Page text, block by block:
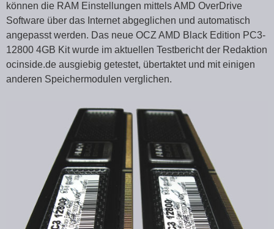
können die RAM Einstellungen mittels AMD OverDrive
Software über das Internet abgeglichen und automatisch
angepasst werden. Das neue OCZ AMD Black Edition PC3-
12800 4GB Kit wurde im aktuellen Testbericht der Redaktion
ocinside.de ausgiebig getestet, übertaktet und mit einigen
anderen Speichermodulen verglichen.